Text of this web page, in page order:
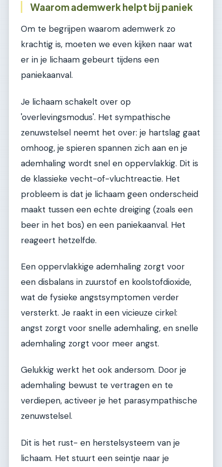
Waarom ademwerk helpt bij paniek
Om te begrijpen waarom ademwerk zo
krachtig is, moeten we even kijken naar wat
er in je lichaam gebeurt tijdens een
paniekaanval.
Je lichaam schakelt over op
'overlevingsmodus'. Het sympathische
zenuwstelsel neemt het over: je hartslag gaat
omhoog, je spieren spannen zich aan en je
ademhaling wordt snel en oppervlakkig. Dit is
de klassieke vecht-of-vluchtreactie. Het
probleem is dat je lichaam geen onderscheid
maakt tussen een echte dreiging (zoals een
beer in het bos) en een paniekaanval. Het
reageert hetzelfde.
Een oppervlakkige ademhaling zorgt voor
een disbalans in zuurstof en koolstofdioxide,
wat de fysieke angstsymptomen verder
versterkt. Je raakt in een vicieuze cirkel:
angst zorgt voor snelle ademhaling, en snelle
ademhaling zorgt voor meer angst.
Gelukkig werkt het ook andersom. Door je
ademhaling bewust te vertragen en te
verdiepen, activeer je het parasympathische
zenuwstelsel.
Dit is het rust- en herstelsysteem van je
lichaam. Het stuurt een seintje naar je